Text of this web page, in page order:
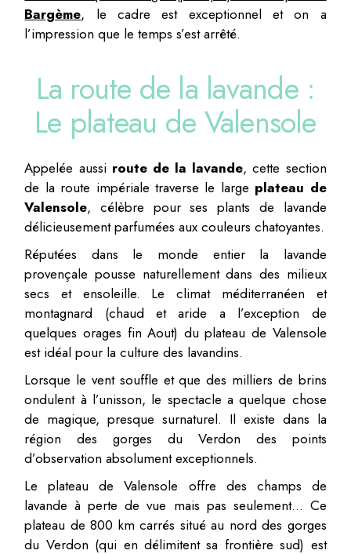
Bargème, le cadre est exceptionnel et on a
l’impression que le temps s’est arrêté.
La route de la lavande :
Le plateau de Valensole
Appelée aussi route de la lavande, cette section
de la route impériale traverse le large plateau de
Valensole, célèbre pour ses plants de lavande
délicieusement parfumées aux couleurs chatoyantes.
Réputées dans le monde entier la lavande
provençale pousse naturellement dans des milieux
secs et ensoleille. Le climat méditerranéen et
montagnard (chaud et aride a l’exception de
quelques orages fin Aout) du plateau de Valensole
est idéal pour la culture des lavandins.
Lorsque le vent souffle et que des milliers de brins
ondulent à l’unisson, le spectacle a quelque chose
de magique, presque surnaturel. Il existe dans la
région des gorges du Verdon des points
d’observation absolument exceptionnels.
Le plateau de Valensole offre des champs de
lavande à perte de vue mais pas seulement… Ce
plateau de 800 km carrés situé au nord des gorges
du Verdon (qui en délimitent sa frontière sud) est